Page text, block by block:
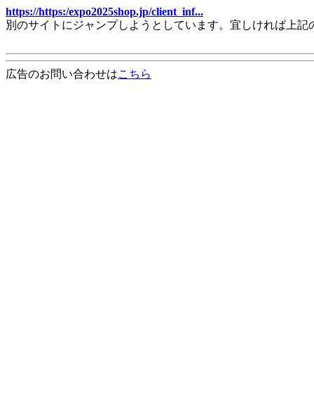
https://https:/expo2025shop.jp/client_inf...
別のサイトにジャンプしようとしています。宜しければ上
広告のお問い合わせはこちら